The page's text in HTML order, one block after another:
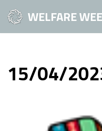
Vai
WELFARE
15/04/